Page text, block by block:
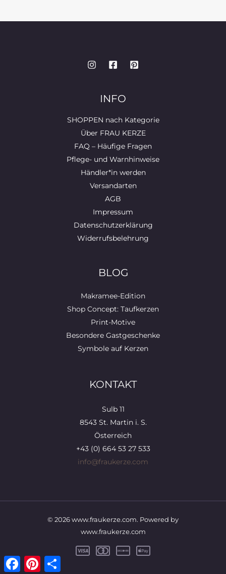
INFO
SHOPPEN nach Kategorie
Über FRAU KERZE
FAQ – Häufige Fragen
Pflege- und Warnhinweise
Händler*in werden
Versandarten
AGB
Impressum
Datenschutzerklärung
Widerrufsbelehrung
BLOG
Makramee-Edition
Shop Concept: Taufkerzen
Print-Motive
Besondere Gastgeschenke
Symbole auf Kerzen
KONTAKT
Sulb 11
8543 St. Martin i. S.
Österreich
+43 (0) 664 53 27 533
info@fraukerze.com
© 2026 www.fraukerze.com. Powered by
www.fraukerze.com
FacebookPinterest